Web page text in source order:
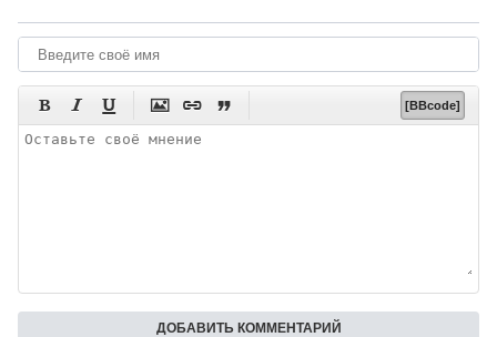
      [BBcode]